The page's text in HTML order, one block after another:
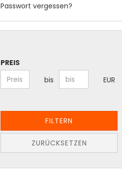
Passwort vergessen?
PREIS
bis
EUR
FILTERN
ZURÜCKSETZEN